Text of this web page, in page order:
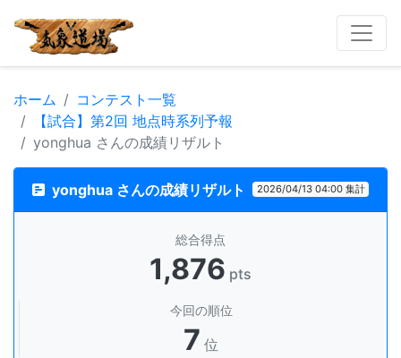
ホーム
コンテスト一覧
【試合】第2回 地点時系列予報
yonghua さんの成績リザルト
yonghua さんの成績リザルト 2026/04/13 04:00 集計
総合得点
1,876 pts
今回の順位
7 位